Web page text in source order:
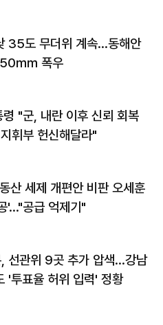
35도 무더위 계속…동해안
㎜ 폭우
"군, 내란 이후 신뢰 회복
휘부 헌신해달라"
산 세제 개편안 비판 오세훈
'…"공급 억제기"
, 선관위 9곳 추가 압색…강남
'투표율 허위 입력' 정황